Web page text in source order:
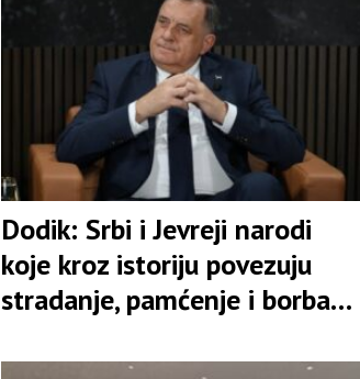
Dodik: Srbi i Јevreji narodi
koje kroz istoriju povezuju
stradanje, pamćenje i borba